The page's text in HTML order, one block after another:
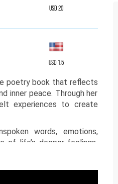
USD 20
USD 1.5
inner peace. Through her
experiences to create
words, emotions,
of life’s deeper feelings.
spiritual growth.
finding peace within